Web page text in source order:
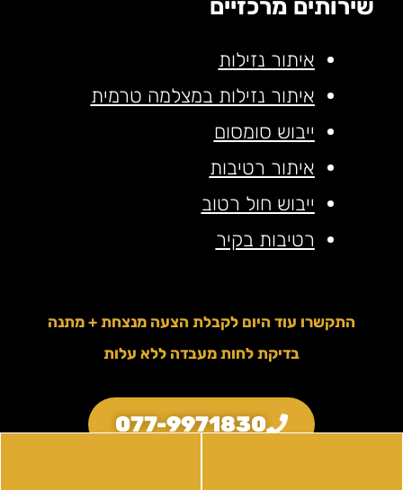
שירותים מרכזיים
איתור נזילות
איתור נזילות במצלמה טרמית
ייבוש סומסום
איתור רטיבות
ייבוש חול רטוב
רטיבות בקיר
התקשרו עוד היום לקבלת הצעה מנצחת + מתנה
בדיקת לחות מעבדה ללא עלות
077-9971830